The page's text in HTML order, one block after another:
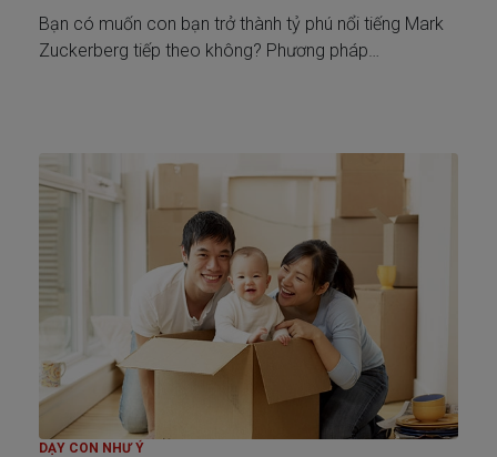
Bạn có muốn con bạn trở thành tỷ phú nổi tiếng Mark
Zuckerberg tiếp theo không? Phương pháp
cải thiện và nuôi dưỡng suy nghĩ lôgíc, sự tập trung và
độc lập.
DẠY CON NHƯ Ý